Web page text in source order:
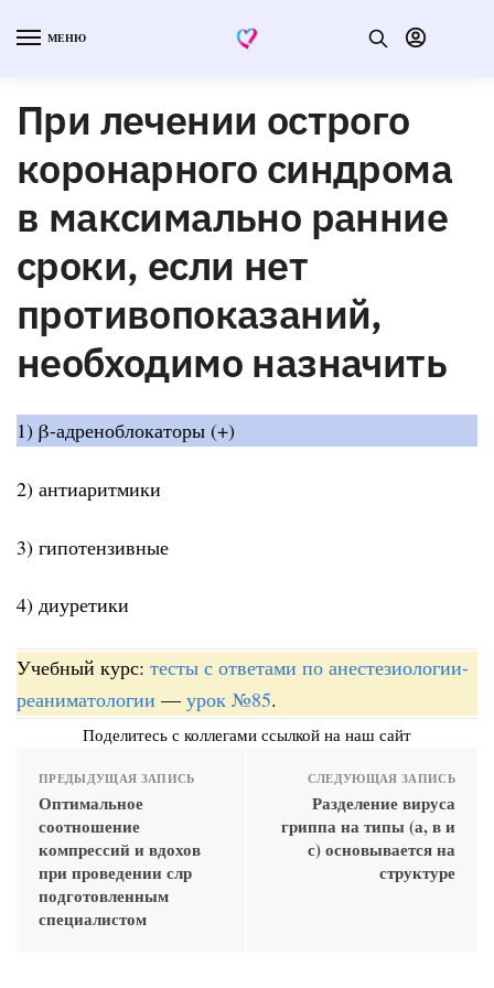
МЕНЮ
При лечении острого
коронарного синдрома
в максимально ранние
сроки, если нет
противопоказаний,
необходимо назначить
1) β-адреноблокаторы (+)
2) антиаритмики
3) гипотензивные
4) диуретики
Учебный курс: тесты с ответами по анестезиологии-
реаниматологии — урок №85.
Поделитесь с коллегами ссылкой на наш сайт
ПРЕДЫДУЩАЯ ЗАПИСЬ
Оптимальное
соотношение
компрессий и вдохов
при проведении слр
подготовленным
специалистом
СЛЕДУЮЩАЯ ЗАПИСЬ
Разделение вируса
гриппа на типы (а, в и
с) основывается на
структуре